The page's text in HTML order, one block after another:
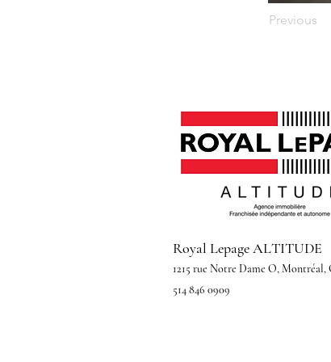
Previous
Royal Lepage ALTITUDE
1215 rue Notre Dame O, Montréal,
514 846 0909